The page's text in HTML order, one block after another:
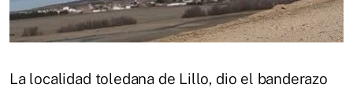
La localidad toledana de Lillo, dio el banderazo